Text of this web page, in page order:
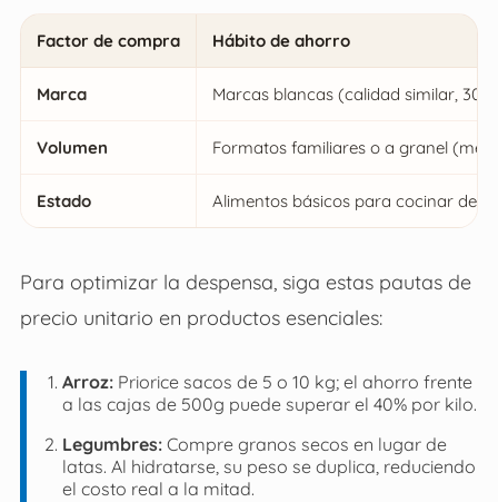
Factor de compra Hábito de ahorro
Marca Marcas blancas (calidad similar, 30-
Volumen Formatos familiares o a granel
Estado Alimentos básicos para cocinar
Para optimizar la despensa, siga estas pautas de
precio unitario en productos esenciales:
Arroz:Priorice sacos de 5 o 10 kg; el ahorro frente
a las cajas de 500g puede superar el 40% por kilo.
Legumbres:Compre granos secos en lugar de
latas. Al hidratarse, su peso se duplica, reduciendo
el costo real a la mitad.